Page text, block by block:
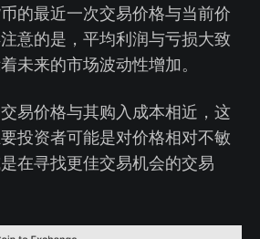
的最近一次交易价格与当前价
意的是，平均利润与亏损大致
未来的市场波动性增加。
易价格与其购入成本相近，这
投资者可能是对价格相对不敏
在寻找更佳交易机会的交易